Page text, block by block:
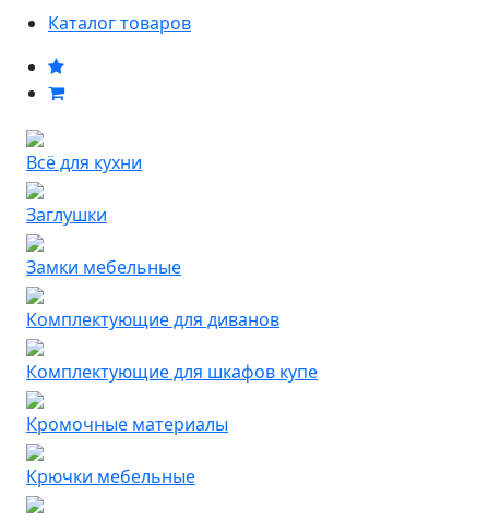
Каталог товаров
Всё для кухни
Заглушки
Замки мебельные
Комплектующие для диванов
Комплектующие для шкафов купе
Кромочные материалы
Крючки мебельные